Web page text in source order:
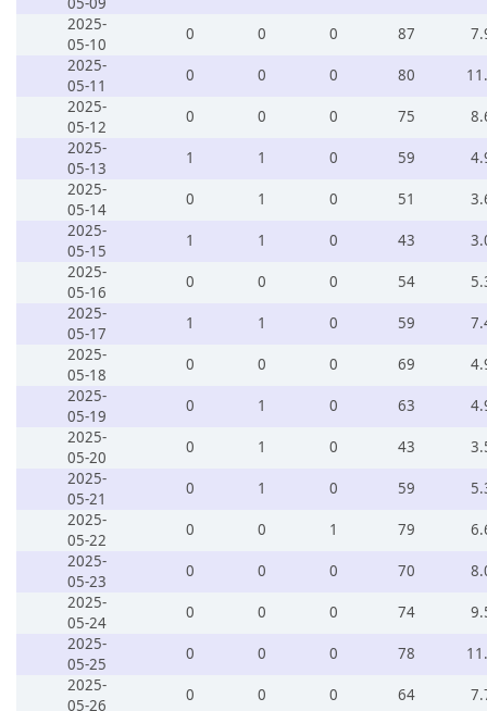
2025-
05-10
0 0 0 87
2025-
05-11
0 0 0 80
2025-
05-12
0 0 0 75
2025-
05-13
1 1 0 59
2025-
05-14
0 1 0 51
2025-
05-15
1 1 0 43
2025-
05-16
0 0 0 54
2025-
05-17
1 1 0 59
2025-
05-18
0 0 0 69
2025-
05-19
0 1 0 63
2025-
05-20
0 1 0 43
2025-
05-21
0 1 0 59
2025-
05-22
0 0 1 79
2025-
05-23
0 0 0 70
2025-
05-24
0 0 0 74
2025-
05-25
0 0 0 78
2025-
05-26
0 0 0 64